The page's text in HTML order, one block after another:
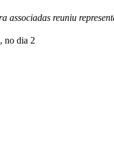
associadas reuniu
no dia 2